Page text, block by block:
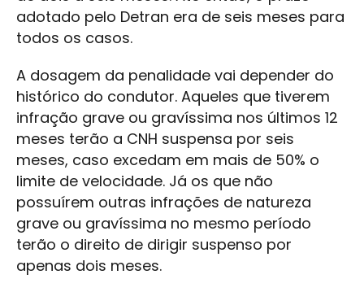
adotado pelo Detran era de seis meses para
todos os casos.
A dosagem da penalidade vai depender do
histórico do condutor. Aqueles que tiverem
infração grave ou gravíssima nos últimos 12
meses terão a CNH suspensa por seis
meses, caso excedam em mais de 50% o
limite de velocidade. Já os que não
possuírem outras infrações de natureza
grave ou gravíssima no mesmo período
terão o direito de dirigir suspenso por
apenas dois meses.